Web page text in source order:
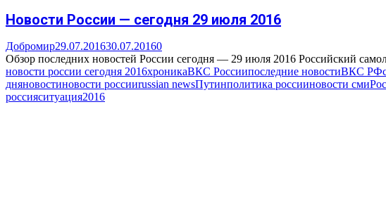
Новости России — сегодня 29 июля 2016
Добромир29.07.201630.07.20160
Обзор последних новостей России сегодня — 29 июля 2016 Российский
новости россии сегодня 2016хроникаВКС Россиипоследние новостиВКС РФ
дняновостиновости россииrussian newsПутинполитика россииновости сми
россияситуация2016